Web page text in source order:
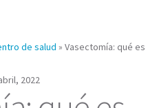
de salud » Vasectomía: qué es
2022